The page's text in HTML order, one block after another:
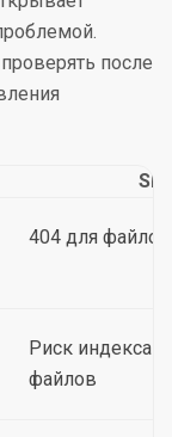
после
404 для
Риск
файлов